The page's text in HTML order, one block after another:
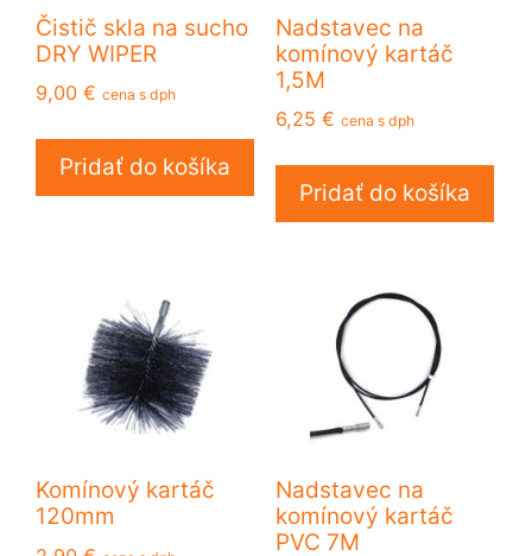
Čistič skla na sucho
DRY WIPER
9,00 € cena s dph
Pridať do košíka
Nadstavec na
komínový kartáč
1,5M
6,25 € cena s dph
Pridať do košíka
Komínový kartáč
120mm
Nadstavec na
komínový kartáč
PVC 7M